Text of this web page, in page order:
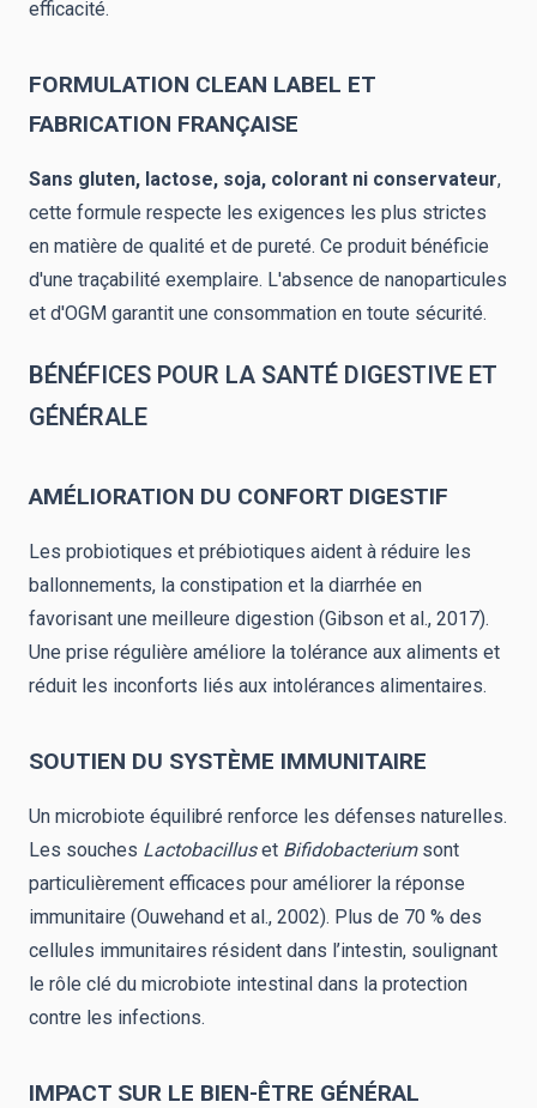
efficacité.
FORMULATION CLEAN LABEL ET
FABRICATION FRANÇAISE
Sans gluten, lactose, soja, colorant ni conservateur,
cette formule respecte les exigences les plus strictes
en matière de qualité et de pureté. Ce produit bénéficie
d'une traçabilité exemplaire. L'absence de nanoparticules
et d'OGM garantit une consommation en toute sécurité.
BÉNÉFICES POUR LA SANTÉ DIGESTIVE ET
GÉNÉRALE
AMÉLIORATION DU CONFORT DIGESTIF
Les probiotiques et prébiotiques aident à réduire les
ballonnements, la constipation et la diarrhée en
favorisant une meilleure digestion (Gibson et al., 2017).
Une prise régulière améliore la tolérance aux aliments et
réduit les inconforts liés aux intolérances alimentaires.
SOUTIEN DU SYSTÈME IMMUNITAIRE
Un microbiote équilibré renforce les défenses naturelles.
Les souches Lactobacilluset Bifidobacteriumsont
particulièrement efficaces pour améliorer la réponse
immunitaire (Ouwehand et al., 2002). Plus de 70 % des
cellules immunitaires résident dans l’intestin, soulignant
le rôle clé du microbiote intestinal dans la protection
contre les infections.
IMPACT SUR LE BIEN-ÊTRE GÉNÉRAL